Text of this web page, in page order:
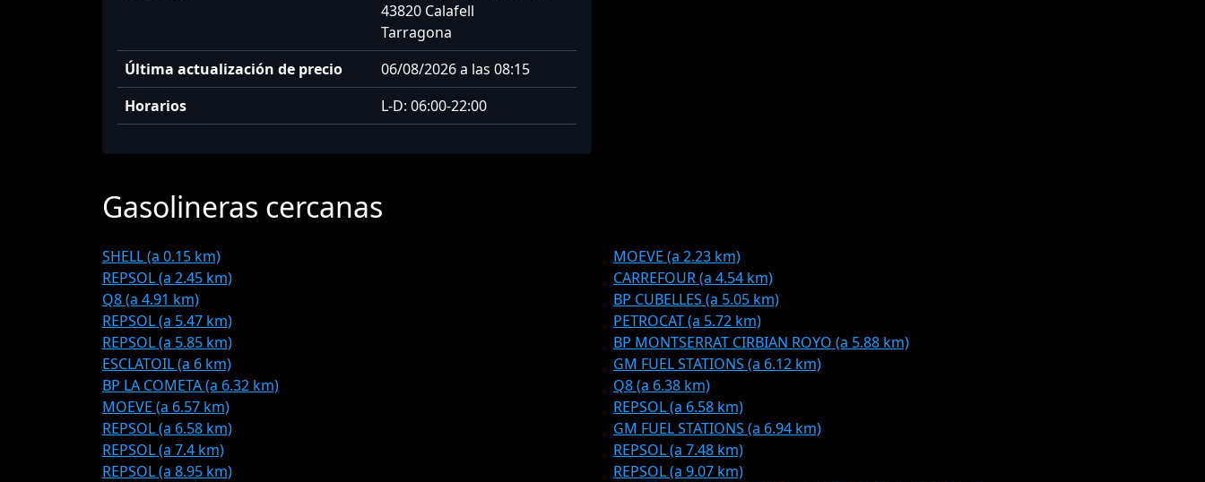
43820 Calafell
Tarragona
Última actualización de precio
06/08/2026 a las 08:15
Horarios
L-D: 06:00-22:00
Gasolineras cercanas
SHELL (a 0.15 km)
MOEVE (a 2.23 km)
REPSOL (a 2.45 km)
CARREFOUR (a 4.54 km)
Q8 (a 4.91 km)
BP CUBELLES (a 5.05 km)
REPSOL (a 5.47 km)
PETROCAT (a 5.72 km)
REPSOL (a 5.85 km)
BP MONTSERRAT CIRBIAN ROYO (a 5.88 km)
ESCLATOIL (a 6 km)
GM FUEL STATIONS (a 6.12 km)
BP LA COMETA (a 6.32 km)
Q8 (a 6.38 km)
MOEVE (a 6.57 km)
REPSOL (a 6.58 km)
REPSOL (a 6.58 km)
GM FUEL STATIONS (a 6.94 km)
REPSOL (a 7.4 km)
REPSOL (a 7.48 km)
REPSOL (a 8.95 km)
REPSOL (a 9.07 km)